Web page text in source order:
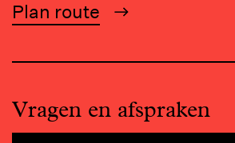
Plan route
Vragen en afspraken